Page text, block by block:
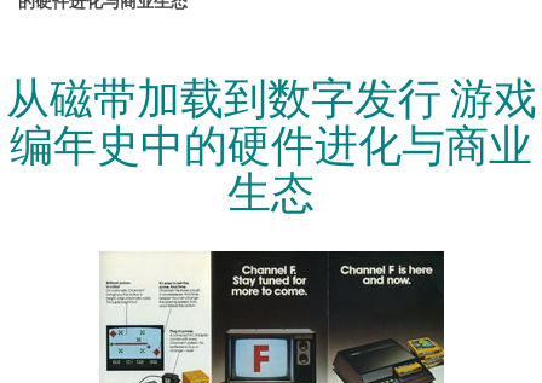
从磁带加载到数字发行 游戏
编年史中的硬件进化与商业
生态